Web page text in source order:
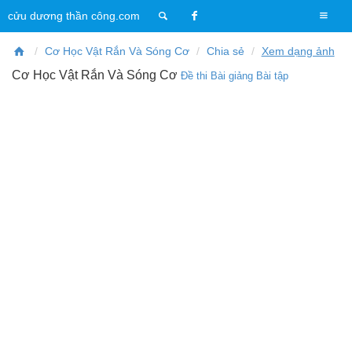
T
o
g
cửu dương thần công.com
Cơ Học Vật Rắn Và Sóng Cơ Chia sẻ Xem dạng ảnh
Cơ Học Vật Rắn Và Sóng Cơ Đề thi Bài giảng Bài tập